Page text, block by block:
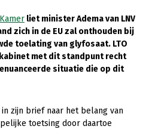
liet minister Adema van LNV
zich in de EU zal onthouden bij
toelating van glyfosaat. LTO
met dit standpunt recht
situatie die op dit
zijn brief naar het belang van
toetsing door daartoe